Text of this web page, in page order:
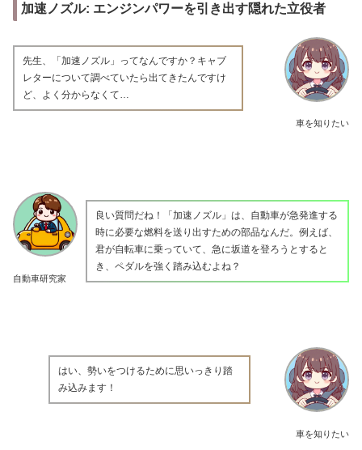
加速ノズル: エンジンパワーを引き出す隠れた立役者
車を知りたい
先生、「加速ノズル」ってなんですか？キャブ
レターについて調べていたら出てきたんですけ
ど、よく分からなくて…
自動車研究家
良い質問だね！「加速ノズル」は、自動車が急発進する
時に必要な燃料を送り出すための部品なんだ。例えば、
君が自転車に乗っていて、急に坂道を登ろうとすると
き、ペダルを強く踏み込むよね？
車を知りたい
はい、勢いをつけるために思いっきり踏
み込みます！